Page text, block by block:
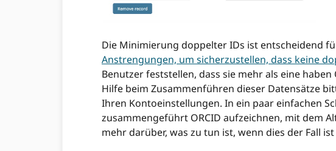
Die Minimierung doppelter IDs ist entscheidend
Anstrengungen, um sicherzustellen, dass keine
Benutzer feststellen, dass sie mehr als eine
Hilfe beim Zusammenführen dieser Datensätze
Ihren Kontoeinstellungen. In ein paar einfachen
zusammengeführt ORCID aufzeichnen, mit dem
mehr darüber, was zu tun ist, wenn dies der Fall ist